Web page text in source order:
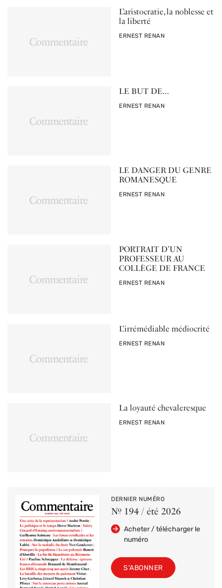
L’aristocratie, la noblesse et
la liberté
PAR
ERNEST RENAN
LE BUT DE…
PAR
ERNEST RENAN
LE DANGER DU GENRE
ROMANESQUE
PAR
ERNEST RENAN
PORTRAIT D’UN
PROFESSEUR AU
COLLÈGE DE FRANCE
PAR
ERNEST RENAN
L’irrémédiable médiocrité
PAR
ERNEST RENAN
La loyauté chevaleresque
PAR
ERNEST RENAN
DERNIER NUMÉRO
Nº 194 / été 2026
Acheter / télécharger le
numéro
S'ABONNER